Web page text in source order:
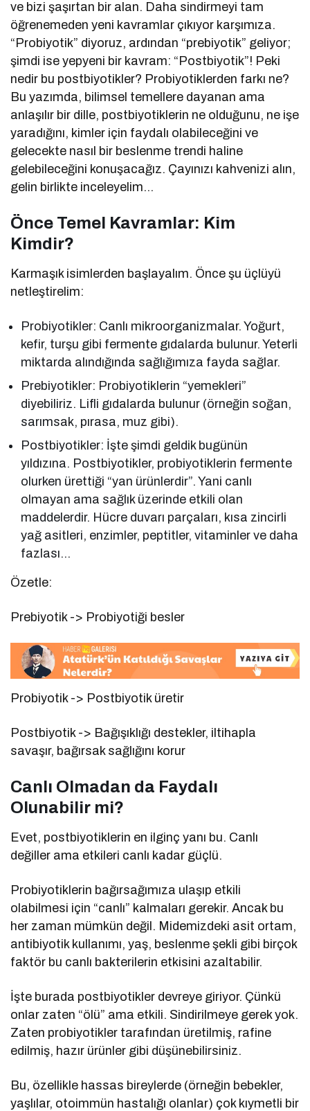
ve bizi şaşırtan bir alan. Daha sindirmeyi tam
öğrenemeden yeni kavramlar çıkıyor karşımıza.
“Probiyotik” diyoruz, ardından “prebiyotik” geliyor;
şimdi ise yepyeni bir kavram: “Postbiyotik”! Peki
nedir bu postbiyotikler? Probiyotiklerden farkı ne?
Bu yazımda, bilimsel temellere dayanan ama
anlaşılır bir dille, postbiyotiklerin ne olduğunu, ne işe
yaradığını, kimler için faydalı olabileceğini ve
gelecekte nasıl bir beslenme trendi haline
gelebileceğini konuşacağız. Çayınızı kahvenizi alın,
gelin birlikte inceleyelim…
Önce Temel Kavramlar: Kim
Kimdir?
Karmaşık isimlerden başlayalım. Önce şu üçlüyü
netleştirelim:
Probiyotikler: Canlı mikroorganizmalar. Yoğurt,
kefir, turşu gibi fermente gıdalarda bulunur. Yeterli
miktarda alındığında sağlığımıza fayda sağlar.
Prebiyotikler: Probiyotiklerin “yemekleri”
diyebiliriz. Lifli gıdalarda bulunur (örneğin soğan,
sarımsak, pırasa, muz gibi).
Postbiyotikler: İşte şimdi geldik bugünün
yıldızına. Postbiyotikler, probiyotiklerin fermente
olurken ürettiği “yan ürünlerdir”. Yani canlı
olmayan ama sağlık üzerinde etkili olan
maddelerdir. Hücre duvarı parçaları, kısa zincirli
yağ asitleri, enzimler, peptitler, vitaminler ve daha
fazlası…
Özetle:
Prebiyotik -> Probiyotiği besler
Probiyotik -> Postbiyotik üretir
Postbiyotik -> Bağışıklığı destekler, iltihapla
savaşır, bağırsak sağlığını korur
Canlı Olmadan da Faydalı
Olunabilir mi?
Evet, postbiyotiklerin en ilginç yanı bu. Canlı
değiller ama etkileri canlı kadar güçlü.
Probiyotiklerin bağırsağımıza ulaşıp etkili
olabilmesi için “canlı” kalmaları gerekir. Ancak bu
her zaman mümkün değil. Midemizdeki asit ortam,
antibiyotik kullanımı, yaş, beslenme şekli gibi birçok
faktör bu canlı bakterilerin etkisini azaltabilir.
İşte burada postbiyotikler devreye giriyor. Çünkü
onlar zaten “ölü” ama etkili. Sindirilmeye gerek yok.
Zaten probiyotikler tarafından üretilmiş, rafine
edilmiş, hazır ürünler gibi düşünebilirsiniz.
Bu, özellikle hassas bireylerde (örneğin bebekler,
yaşlılar, otoimmün hastalığı olanlar) çok kıymetli bir